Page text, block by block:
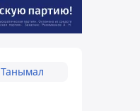
Танымал